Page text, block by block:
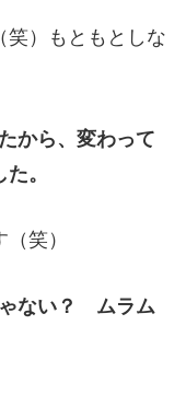
）もともとしな
から、変わって
。
笑）
ない？ ムラム